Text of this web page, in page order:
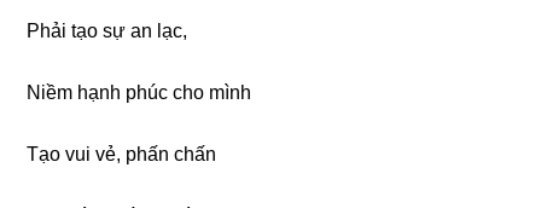
Phải tạo ѕự an lạc,
Niềm hạnh phúc cho mình
Tạo vui vẻ, phấn chấn